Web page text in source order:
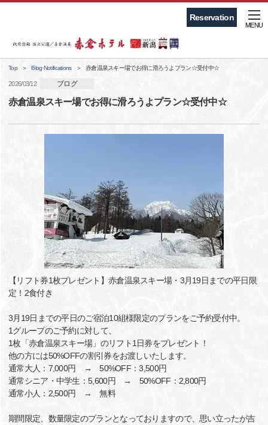
Reservation
MENU
Top Blog·Notifications 赤倉温泉スキー場でお得に滑ろうよプラン☆受付中☆
2026/03/12 ブログ
赤倉温泉スキー場でお得に滑ろうよプラン☆受付中☆
【リフト券1枚プレゼント】赤倉温泉スキー場・3月19日までの平日限
定！2食付き
3月19日までの平日のご宿泊10組様限定のプランをご予約受付中。
1グループのご予約に対して、
1枚「赤倉温泉スキー場」のリフト1日券をプレゼント！
他の方には50%OFFの割引券をお渡しいたします。
通常大人：7,000円 → 50%OFF：3,500円
通常シニア・中学生：5,600円 → 50%OFF：2,800円
通常小人：2,500円 → 無料
期間限定、数量限定のプランとなっておりますので、思い立ったが吉